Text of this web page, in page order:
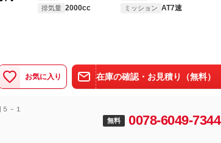
排気量 2000cc ミッション AT7速
お気に入り 在庫の確認・お見積り（無料）
－１
無料 0078-6049-7344